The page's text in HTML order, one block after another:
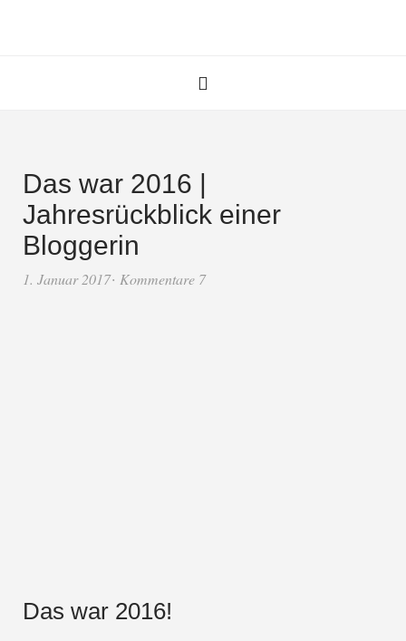
Das war 2016 |
Jahresrückblick einer
Bloggerin
1. Januar 2017 Kommentare 7
Das war 2016!